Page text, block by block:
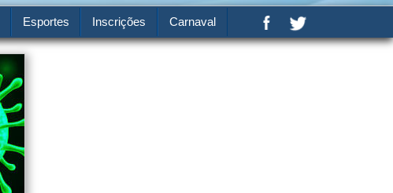
Esportes Inscrições Carnaval